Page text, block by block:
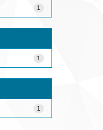
1
1
1